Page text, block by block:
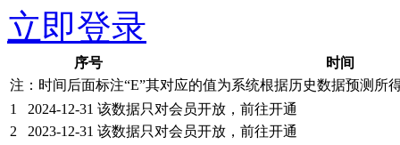
立即登录
序号
时间
注：时间后面标注“E”其对应的值为系统根据历史数据预测所
1
2024-12-31 该数据只对会员开放，前往开通
2
2023-12-31 该数据只对会员开放，前往开通